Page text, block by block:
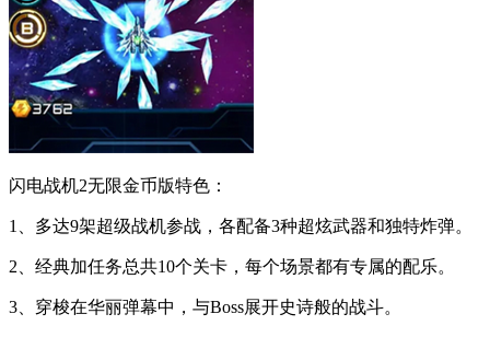
闪电战机2无限金币版特色：
1、多达9架超级战机参战，各配备3种超炫武器和独特炸弹。
2、经典加任务总共10个关卡，每个场景都有专属的配乐。
3、穿梭在华丽弹幕中，与Boss展开史诗般的战斗。